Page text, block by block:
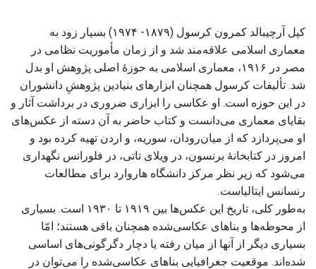
کپل آرچیبالد کمرون کرسول (۱۸۷۹- ۱۹۷۴) بسیار زود به
معماری اسلامی علاقه‌مند شد و از زمان مأموریت نظامی در
مصر در ۱۹۱۶، معماری اسلامی به حوزۀ اصلی پژوهش او بدل
شد. تألیفات کرسول همچنان ابزارهای بنیادین پژوهشِ دانشوران
در این حوزه است. او عکاسی را ابزاری ضروری در برداشت آثار و
بقایای معماری می‌دانست و کتاب حاضر به آن دسته از عکس‌های
او می‌پردازد که از میان‌رودان، سوریه، و اردن تهیه کرده بود و
امروز در کتابخانۀ برنسون، در ویلای تاتی، در فلورانس نگهداری
می‌شود که زیر نظر مرکز دانشگاه هاروارد برای مطالعات
رنسانس ایتالیاست.
به‌طور کلی، تاریخ این عکس‌ها بین ۱۹۱۹ تا ۱۹۳۰ است. بسیاری
از محوطه‌ها و بناهای عکاسی‌شده همچنان باقی هستند؛ امّا
بسیاری دیگر از آنها از میان رفته یا دچار دگرگونی‌های اساسی
شده‌اند. موقعیت جغرافیایی بناهای عکاسی‌شده را می‌توان در